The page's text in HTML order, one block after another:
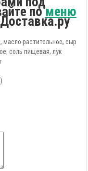
поменю
масло растительное, сыр
соль пищевая, лук